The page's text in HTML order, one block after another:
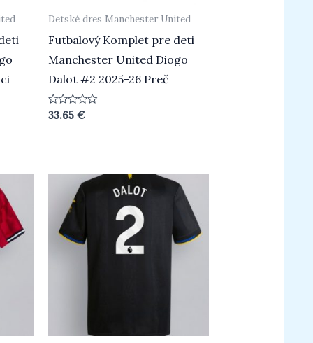
Detské dres Manchester United
Futbalový Komplet pre deti
Manchester United Diogo
Dalot #2 2025-26 Preč
Hodnotenie
0
33.65 €